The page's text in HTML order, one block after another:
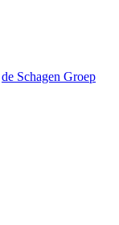
de Schagen Groep